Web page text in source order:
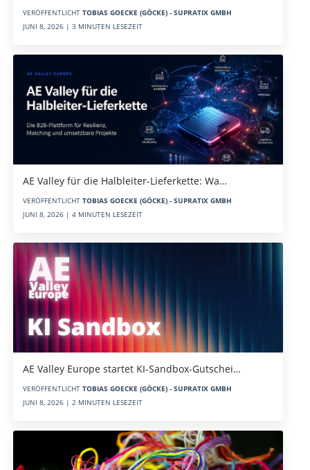
VERÖFFENTLICHT TOBIAS GOECKE (GÖCKE) - SUPRATIX GMBH
JUNI 8, 2026 | 3 MINUTEN LESEZEIT
AE Valley für die Halbleiter-Lieferkette: Wa…
VERÖFFENTLICHT TOBIAS GOECKE (GÖCKE) - SUPRATIX GMBH
JUNI 8, 2026 | 4 MINUTEN LESEZEIT
AE Valley Europe startet KI-Sandbox-Gutschei…
VERÖFFENTLICHT TOBIAS GOECKE (GÖCKE) - SUPRATIX GMBH
JUNI 8, 2026 | 2 MINUTEN LESEZEIT